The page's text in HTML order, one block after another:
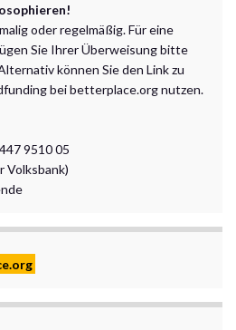
oder regelmäßig. Für eine
Sie Ihrer Überweisung bitte
können Sie den Link zu
bei betterplace.org nutzen.
9510 05
Volksbank)